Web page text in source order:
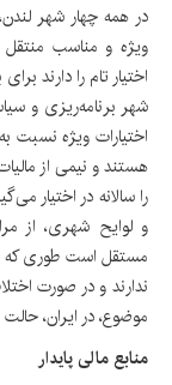
در همه چهار شهر
ویژه و مناسب
اختیار تام را دارند
شهر برنامه‌ریزی و
اختیارات ویژه نسبت
هستند و نیمی از
را سالانه در اختیار
و لوایح شهری، از
مستقل است طوری که
ندارند و در صورت
موضوع، در ایران،
منابع مالی پایدار